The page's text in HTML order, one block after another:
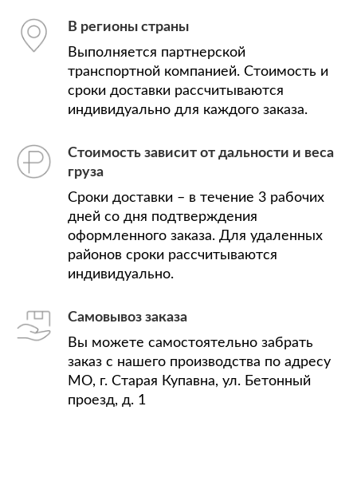
В регионы страны
Выполняется партнерской
транспортной компанией. Стоимость и
сроки доставки рассчитываются
индивидуально для каждого заказа.
Стоимость зависит от дальности и веса
груза
Сроки доставки – в течение 3 рабочих
дней со дня подтверждения
оформленного заказа. Для удаленных
районов сроки рассчитываются
индивидуально.
Самовывоз заказа
Вы можете самостоятельно забрать
заказ с нашего производства по адресу
МО, г. Старая Купавна, ул. Бетонный
проезд, д. 1